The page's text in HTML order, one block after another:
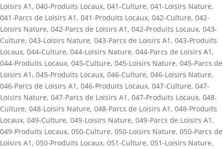
Loisirs A1 , 040-Produits Locaux, 041-Culture, 041-Loisirs Nature,
041-Parcs de Loisirs A1 , 041-Produits Locaux, 042-Culture, 042-
Loisirs Nature, 042-Parcs de Loisirs A1 , 042-Produits Locaux, 043-
Culture, 043-Loisirs Nature, 043-Parcs de Loisirs A1 , 043-Produits
Locaux, 044-Culture, 044-Loisirs Nature, 044-Parcs de Loisirs A1 ,
044-Produits Locaux, 045-Culture, 045-Loisirs Nature, 045-Parcs de
Loisirs A1 , 045-Produits Locaux, 046-Culture, 046-Loisirs Nature,
046-Parcs de Loisirs A1 , 046-Produits Locaux, 047-Culture, 047-
Loisirs Nature, 047-Parcs de Loisirs A1 , 047-Produits Locaux, 048-
Culture, 048-Loisirs Nature, 048-Parcs de Loisirs A1 , 048-Produits
Locaux, 049-Culture, 049-Loisirs Nature, 049-Parcs de Loisirs A1 ,
049-Produits Locaux, 050-Culture, 050-Loisirs Nature, 050-Parcs de
Loisirs A1 , 050-Produits Locaux, 051-Culture, 051-Loisirs Nature,